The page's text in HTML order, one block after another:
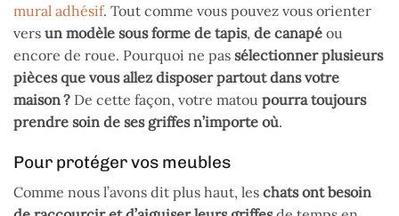
mural adhésif. Tout comme vous pouvez vous orienter
vers un modèle sous forme de tapis, de canapé ou
encore de roue. Pourquoi ne pas sélectionner plusieurs
pièces que vous allez disposer partout dans votre
maison ? De cette façon, votre matou pourra toujours
prendre soin de ses griffes n’importe où.
Pour protéger vos meubles
Comme nous l’avons dit plus haut, les chats ont besoin